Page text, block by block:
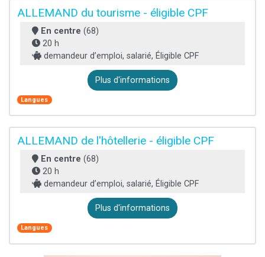
ALLEMAND du tourisme - éligible CPF
En centre (68)
20 h
demandeur d’emploi, salarié, Éligible CPF
Plus d'informations
Langues
ALLEMAND de l'hôtellerie - éligible CPF
En centre (68)
20 h
demandeur d’emploi, salarié, Éligible CPF
Plus d'informations
Langues